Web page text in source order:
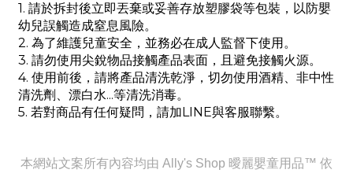
1. 請於拆封後立即丟棄或妥善存放塑膠袋等包裝，以防嬰
幼兒誤觸造成窒息風險。
2. 為了維護兒童安全，並務必在成人監督下使用。
3. 請勿使用尖銳物品接觸產品表面，且避免接觸火源。
4. 使用前後，請將產品清洗乾淨，切勿使用酒精、非中性
清洗劑、漂白水...等清洗消毒。
5. 若對商品有任何疑問，請加LINE與客服聯繫。
本網站文案所有內容均由 Ally's Shop 曖麗嬰童用品™ 依